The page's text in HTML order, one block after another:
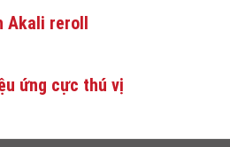
Akali reroll
ứng cực thú vị